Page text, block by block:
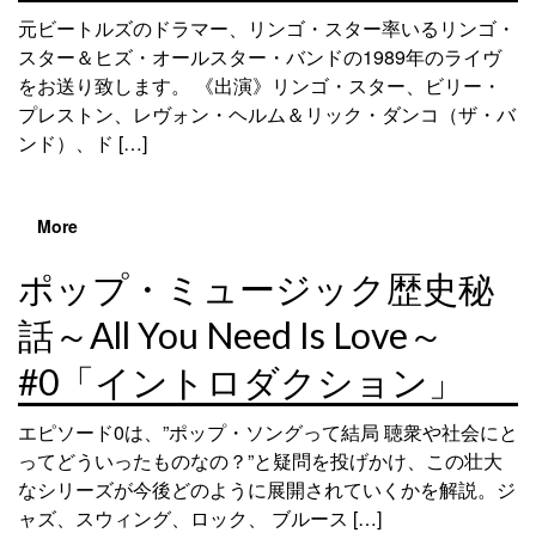
元ビートルズのドラマー、リンゴ・スター率いるリンゴ・
スター＆ヒズ・オールスター・バンドの1989年のライヴ
をお送り致します。 《出演》リンゴ・スター、ビリー・
プレストン、レヴォン・ヘルム＆リック・ダンコ（ザ・バ
ンド）、ド […]
More
ポップ・ミュージック歴史秘
話～All You Need Is Love～
#0「イントロダクション」
エピソード0は、”ポップ・ソングって結局 聴衆や社会にと
ってどういったものなの？”と疑問を投げかけ、この壮大
なシリーズが今後どのように展開されていくかを解説。ジ
ャズ、スウィング、ロック、 ブルース […]